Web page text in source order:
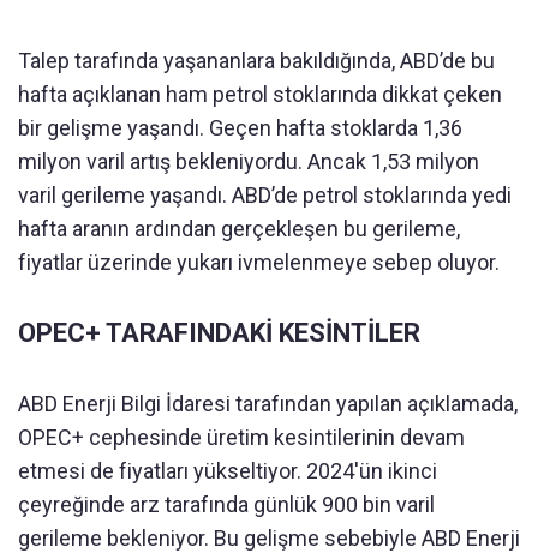
Talep tarafında yaşananlara bakıldığında, ABD’de bu
hafta açıklanan ham petrol stoklarında dikkat çeken
bir gelişme yaşandı. Geçen hafta stoklarda 1,36
milyon varil artış bekleniyordu. Ancak 1,53 milyon
varil gerileme yaşandı. ABD’de petrol stoklarında yedi
hafta aranın ardından gerçekleşen bu gerileme,
fiyatlar üzerinde yukarı ivmelenmeye sebep oluyor.
OPEC+ TARAFINDAKİ KESİNTİLER
ABD Enerji Bilgi İdaresi tarafından yapılan açıklamada,
OPEC+ cephesinde üretim kesintilerinin devam
etmesi de fiyatları yükseltiyor. 2024'ün ikinci
çeyreğinde arz tarafında günlük 900 bin varil
gerileme bekleniyor. Bu gelişme sebebiyle ABD Enerji